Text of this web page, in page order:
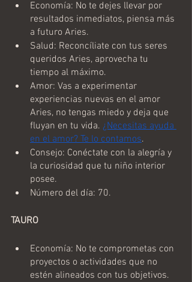
Economía: No te dejes llevar por
resultados inmediatos, piensa más
a futuro Aries.
Salud: Reconcíliate con tus seres
queridos Aries, aprovecha tu
tiempo al máximo.
Amor: Vas a experimentar
experiencias nuevas en el amor
Aries, no tengas miedo y deja que
fluyan en tu vida. ¿Necesitas ayuda
en el amor? Te lo contamos
Consejo: Conéctate con la alegría y
la curiosidad que tu niño interior
posee.
Número del día: 70.
TAURO
Economía: No te comprometas con
proyectos o actividades que no
estén alineados con tus objetivos.